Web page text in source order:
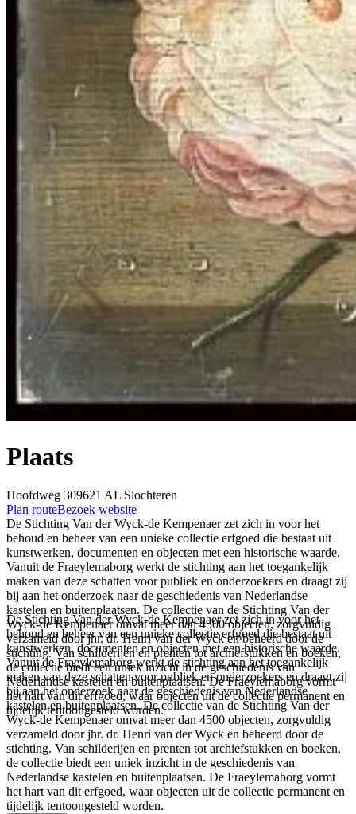
Plaats
Hoofdweg 309621 AL Slochteren
Plan routeBezoek website
De Stichting Van der Wyck-de Kempenaer zet zich in voor het
behoud en beheer van een unieke collectie erfgoed die bestaat uit
kunstwerken, documenten en objecten met een historische waarde.
Vanuit de Fraeylemaborg werkt de stichting aan het toegankelijk
maken van deze schatten voor publiek en onderzoekers en draagt zij
bij aan het onderzoek naar de geschiedenis van Nederlandse
kastelen en buitenplaatsen. De collectie van de Stichting Van der
Wyck-de Kempenaer omvat meer dan 4500 objecten, zorgvuldig
verzameld door jhr. dr. Henri van der Wyck en beheerd door de
stichting. Van schilderijen en prenten tot archiefstukken en boeken,
de collectie biedt een uniek inzicht in de geschiedenis van
Nederlandse kastelen en buitenplaatsen. De Fraeylemaborg vormt
het hart van dit erfgoed, waar objecten uit de collectie permanent en
tijdelijk tentoongesteld worden.
De Stichting Van der Wyck-de Kempenaer zet zich in voor het
behoud en beheer van een unieke collectie erfgoed die bestaat uit
kunstwerken, documenten en objecten met een historische waarde.
Vanuit de Fraeylemaborg werkt de stichting aan het toegankelijk
maken van deze schatten voor publiek en onderzoekers en draagt zij
bij aan het onderzoek naar de geschiedenis van Nederlandse
kastelen en buitenplaatsen. De collectie van de Stichting Van der
Wyck-de Kempenaer omvat meer dan 4500 objecten, zorgvuldig
verzameld door jhr. dr. Henri van der Wyck en beheerd door de
stichting. Van schilderijen en prenten tot archiefstukken en boeken,
de collectie biedt een uniek inzicht in de geschiedenis van
Nederlandse kastelen en buitenplaatsen. De Fraeylemaborg vormt
het hart van dit erfgoed, waar objecten uit de collectie permanent en
tijdelijk tentoongesteld worden.